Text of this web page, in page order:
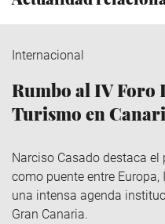
Internacional
Rumbo al IV Foro
Turismo en
Narciso Casado destaca
como puente entre
una intensa agenda
Gran Canaria.